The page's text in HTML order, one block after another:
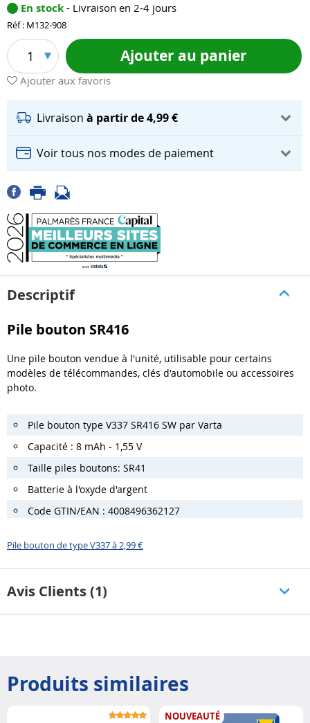
En stock - Livraison en 2-4 jours
Réf : M132-908
1 Ajouter au panier
Ajouter aux favoris
Livraison à partir de 4,99 €
Voir tous nos modes de paiement
Descriptif
Pile bouton SR416
Une pile bouton vendue à l'unité, utilisable pour certains
modèles de télécommandes, clés d'automobile ou accessoires
photo.
Pile bouton type V337 SR416 SW par Varta
Capacité : 8 mAh - 1,55 V
Taille piles boutons: SR41
Batterie à l'oxyde d'argent
Code GTIN/EAN : 4008496362127
Pile bouton de type V337 à 2,99 €
Avis Clients (1)
Produits similaires
NOUVEAUTÉ